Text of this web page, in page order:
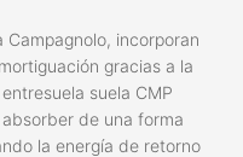
incorporan
gracias a la
suela CMP
de una forma
la energía de retorno